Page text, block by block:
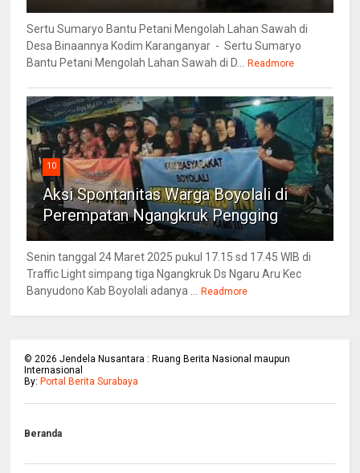
Sertu Sumaryo Bantu Petani Mengolah Lahan Sawah di
Desa Binaannya Kodim Karanganyar - Sertu Sumaryo
Bantu Petani Mengolah Lahan Sawah di D... Readmore
10
Aksi Spontanitas Warga Boyolali di
Perempatan Ngangkruk Pengging
Senin tanggal 24 Maret 2025 pukul 17.15 sd 17.45 WIB di
Traffic Light simpang tiga Ngangkruk Ds Ngaru Aru Kec
Banyudono Kab Boyolali adanya ... Readmore
©2026 Jendela Nusantara : Ruang Berita Nasional maupun
Internasional
By: Portal Berita Surabaya
Beranda